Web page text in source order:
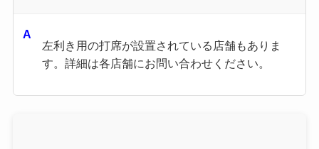
左利き用の打席が設置されている店舗もありま
す。詳細は各店舗にお問い合わせください。